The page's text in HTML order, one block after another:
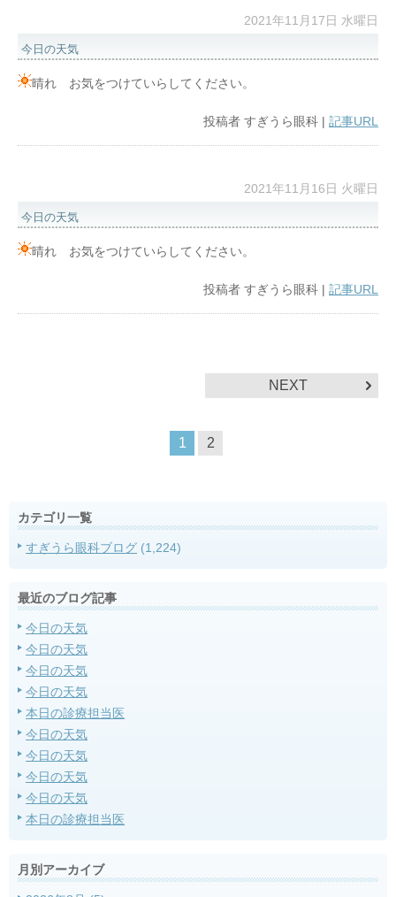
2021年11月17日 水曜日
今日の天気
晴れ お気をつけていらしてください。
投稿者 すぎうら眼科 | 記事URL
2021年11月16日 火曜日
今日の天気
晴れ お気をつけていらしてください。
投稿者 すぎうら眼科 | 記事URL
1 2
NEXT
カテゴリ一覧
すぎうら眼科ブログ (1,224)
最近のブログ記事
今日の天気
今日の天気
今日の天気
今日の天気
本日の診療担当医
今日の天気
今日の天気
今日の天気
今日の天気
本日の診療担当医
月別アーカイブ